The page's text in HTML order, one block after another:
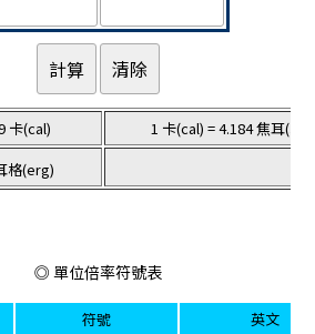
卡(cal)
1 卡(cal) = 4.184 焦耳(J)
格(erg)
◎ 單位倍率符號表
符號 英文